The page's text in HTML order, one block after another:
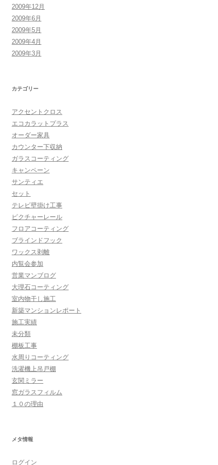
2009年12月
2009年6月
2009年5月
2009年4月
2009年3月
カテゴリー
アクセントクロス
エコカラットプラス
オーダー家具
カウンター下収納
ガラスコーティング
キャンペーン
サンティエ
セット
テレビ壁掛け工事
ピクチャーレール
フロアコーティング
ブラインドフック
ワックス剥離
内覧会参加
営業マンブログ
大理石コーティング
室内物干し施工
新築マンションレポート
施工実績
未分類
棚板工事
水周りコーティング
洗濯機上吊戸棚
玄関ミラー
窓ガラスフィルム
１０の理由
メタ情報
ログイン